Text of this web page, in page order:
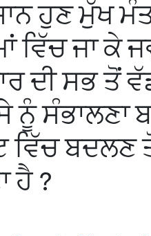
ਹੁਣ ਮੁੱਖ
ਵਿੱਚ ਜਾ ਕੇ
ਦੀ ਸਭ ਤੋਂ
ਸੰਭਾਲਣਾ
ਵਿੱਚ ਬਦਲਣ
ਹੈ ?